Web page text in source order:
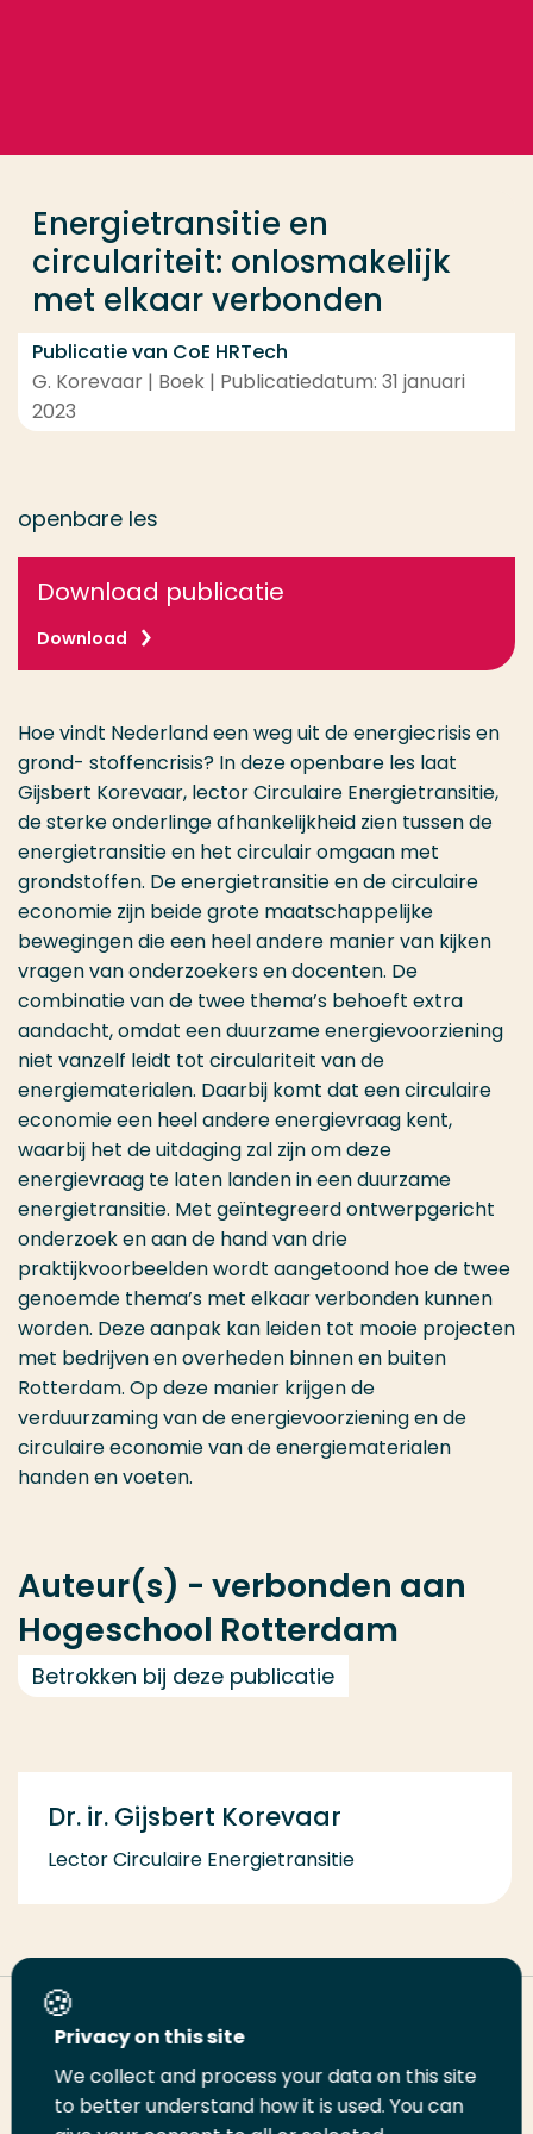
Energietransitie en
circulariteit: onlosmakelijk
met elkaar verbonden
Publicatie van CoE HRTech
G. Korevaar | Boek | Publicatiedatum: 31 januari
2023
openbare les
Download publicatie
Download
Hoe vindt Nederland een weg uit de energiecrisis en
grond- stoffencrisis? In deze openbare les laat
Gijsbert Korevaar, lector Circulaire Energietransitie,
de sterke onderlinge afhankelijkheid zien tussen de
energietransitie en het circulair omgaan met
grondstoffen. De energietransitie en de circulaire
economie zijn beide grote maatschappelijke
bewegingen die een heel andere manier van kijken
vragen van onderzoekers en docenten. De
combinatie van de twee thema’s behoeft extra
aandacht, omdat een duurzame energievoorziening
niet vanzelf leidt tot circulariteit van de
energiematerialen. Daarbij komt dat een circulaire
economie een heel andere energievraag kent,
waarbij het de uitdaging zal zijn om deze
energievraag te laten landen in een duurzame
energietransitie. Met geïntegreerd ontwerpgericht
onderzoek en aan de hand van drie
praktijkvoorbeelden wordt aangetoond hoe de twee
genoemde thema’s met elkaar verbonden kunnen
worden. Deze aanpak kan leiden tot mooie projecten
met bedrijven en overheden binnen en buiten
Rotterdam. Op deze manier krijgen de
verduurzaming van de energievoorziening en de
circulaire economie van de energiematerialen
handen en voeten.
Auteur(s) - verbonden aan
Hogeschool Rotterdam
Betrokken bij deze publicatie
Dr. ir. Gijsbert Korevaar
Lector Circulaire Energietransitie
Deel deze pagina
DeelDeelDeelEmailPrint
Opleiding
Contact
Privacy on this site
We collect and process your data on this site
to better understand how it is used. You can